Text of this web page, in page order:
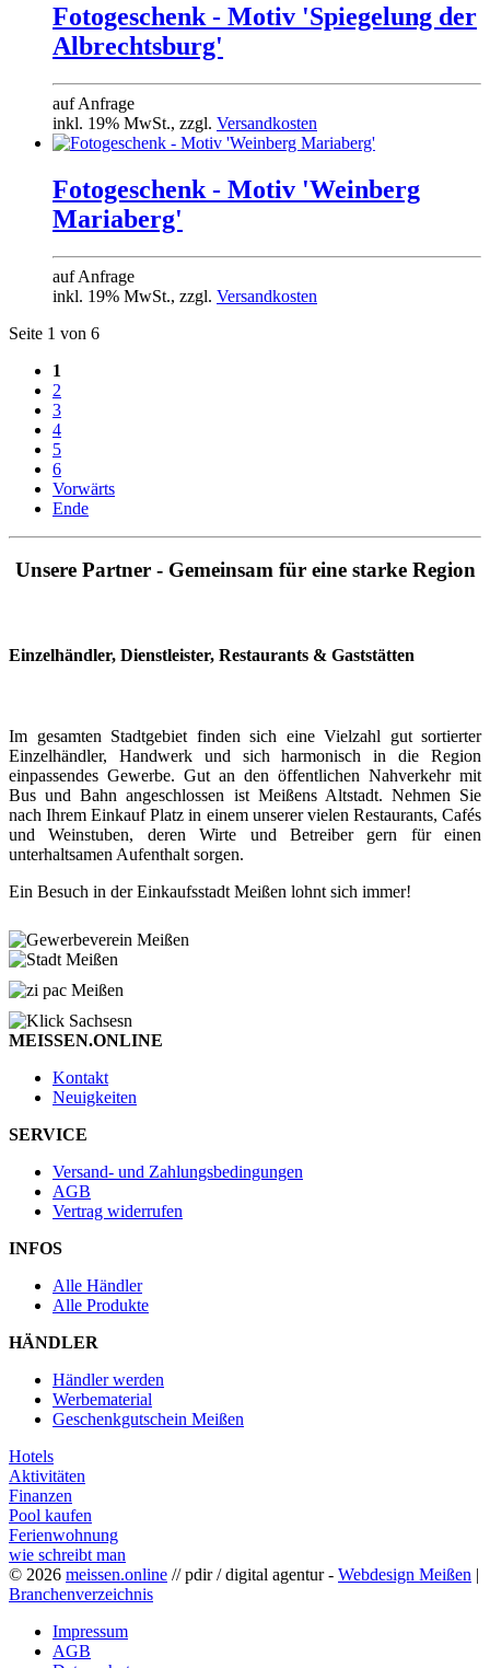
Fotogeschenk - Motiv 'Spiegelung der
Albrechtsburg'
auf Anfrage
inkl. 19% MwSt., zzgl. Versandkosten
Fotogeschenk - Motiv 'Weinberg
Mariaberg'
auf Anfrage
inkl. 19% MwSt., zzgl. Versandkosten
Seite 1 von 6
1
2
3
4
5
6
Vorwärts
Ende
Unsere Partner - Gemeinsam für eine starke Region
Einzelhändler, Dienstleister, Restaurants & Gaststätten
Im gesamten Stadtgebiet finden sich eine Vielzahl gut sortierter
Einzelhändler, Handwerk und sich harmonisch in die Region
einpassendes Gewerbe. Gut an den öffentlichen Nahverkehr mit
Bus und Bahn angeschlossen ist Meißens Altstadt. Nehmen Sie
nach Ihrem Einkauf Platz in einem unserer vielen Restaurants, Cafés
und Weinstuben, deren Wirte und Betreiber gern für einen
unterhaltsamen Aufenthalt sorgen.
Ein Besuch in der Einkaufsstadt Meißen lohnt sich immer!
MEISSEN.ONLINE
Kontakt
Neuigkeiten
SERVICE
Versand- und Zahlungsbedingungen
AGB
Vertrag widerrufen
INFOS
Alle Händler
Alle Produkte
HÄNDLER
Händler werden
Werbematerial
Geschenkgutschein Meißen
Hotels
Aktivitäten
Finanzen
Pool kaufen
Ferienwohnung
wie schreibt man
© 2026 meissen.online // pdir / digital agentur - Webdesign Meißen |
Branchenverzeichnis
Impressum
AGB